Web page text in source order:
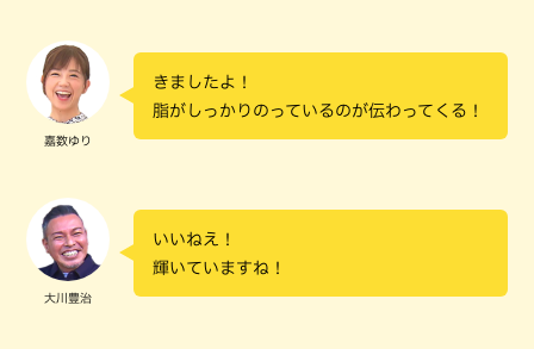
嘉数ゆり
きましたよ！
脂がしっかりのっているのが伝わってくる！
大川豊治
いいねえ！
輝いていますね！